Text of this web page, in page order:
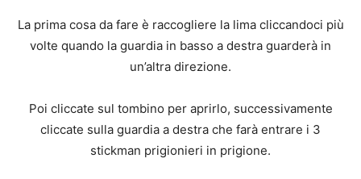
La prima cosa da fare è raccogliere la lima cliccandoci più
volte quando la guardia in basso a destra guarderà in
un’altra direzione.
Poi cliccate sul tombino per aprirlo, successivamente
cliccate sulla guardia a destra che farà entrare i 3
stickman prigionieri in prigione.